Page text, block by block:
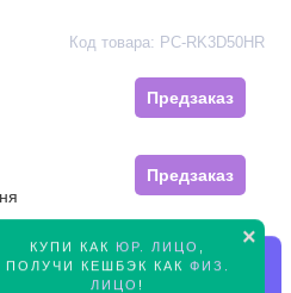
×
КУПИ КАК ЮР. ЛИЦО
ПОЛУЧИ КЕШБЭК КАК ФИЗ.
ЛИЦО !
Код товара: PC-RK3D50HR
Предзаказ
Предзаказ
Предзаказ